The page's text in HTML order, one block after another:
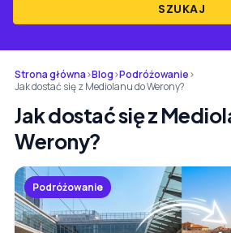
SZUKAJ
Strona główna›Blog›Podróżowanie›
Jak dostać się z Mediolanu do Werony?
Jak dostać się z
Werony?
Podróżowanie